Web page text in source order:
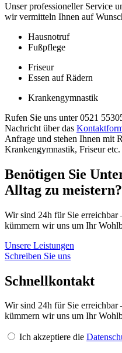
Unser professioneller Service
wir vermitteln Ihnen auf
Hausnotruf
Fußpflege
Friseur
Essen auf Rädern
Krankengymnastik
Rufen Sie uns unter 0521
Nachricht über das
Anfrage und stehen Ihnen mit
Krankengymnastik, Friseur etc.
Benötigen Sie
Alltag zu meistern?
Wir sind 24h für Sie erreichbar
kümmern wir uns um Ihr
Unsere Leistungen
Schreiben Sie uns
Schnellkontakt
Wir sind 24h für Sie erreichbar
kümmern wir uns um Ihr
Ich akzeptiere die